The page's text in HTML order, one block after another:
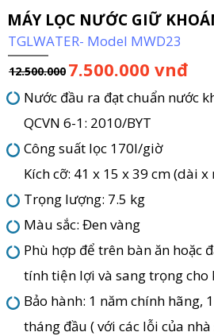
LỌC NƯỚC GIỮ
TGLWATER- Model MWD23
12.500.000 7.500.000 vnđ
Nước đầu ra đạt chuẩn nước
QCVN 6-1: 2010/BYT
Công suất lọc 170l/giờ
Kích cỡ: 41 x 15 x 39 cm (dài x
Trọng lượng: 7.5 kg
Màu sắc: Đen vàng
Phù hợp để trên bàn ăn hoặc
tính tiện lợi và sang trọng cho
Bảo hành: 1 năm chính hãng,
tháng đầu ( với các lỗi của nhà